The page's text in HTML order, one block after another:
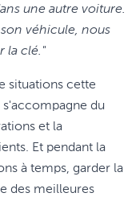
une autre voiture.
véhicule, nous
la clé."
situations cette
du
et la
Et pendant la
à temps, garder la
des meilleures